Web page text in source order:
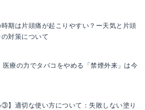
期は片頭痛が起こりやすい？ー天気と片頭
対策について
医療の力でタバコをやめる「禁煙外来」は今
③】適切な使い方について：失敗しない塗り